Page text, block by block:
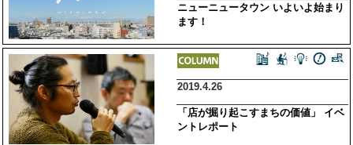
ニューニュータウン いよいよ始まり
ます！
2019.4.26
「店が掘り起こすまちの価値」 イベ
ントレポート